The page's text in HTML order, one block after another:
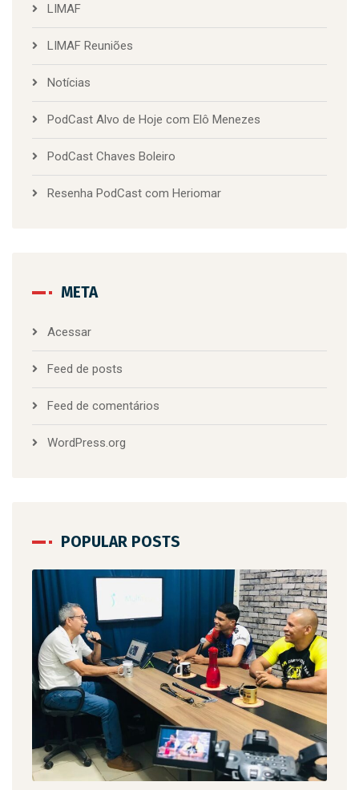
LIMAF
LIMAF Reuniões
Notícias
PodCast Alvo de Hoje com Elô Menezes
PodCast Chaves Boleiro
Resenha PodCast com Heriomar
META
Acessar
Feed de posts
Feed de comentários
WordPress.org
POPULAR POSTS